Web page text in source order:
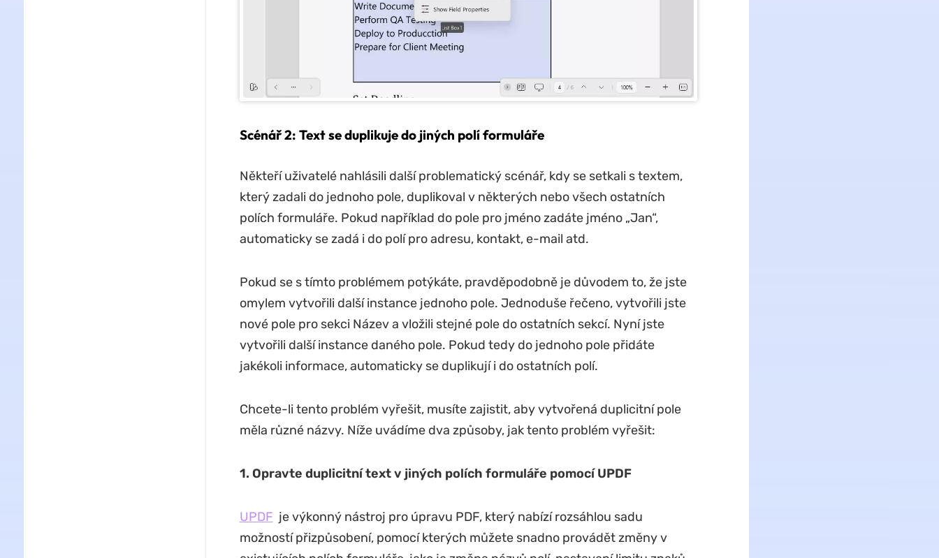
Scénář 2: Text se duplikuje do jiných polí formuláře
Někteří uživatelé nahlásili další problematický scénář, kdy se setkali s textem,
který zadali do jednoho pole, duplikoval v některých nebo všech ostatních
polích formuláře. Pokud například do pole pro jméno zadáte jméno „Jan“,
automaticky se zadá i do polí pro adresu, kontakt, e-mail atd.
Pokud se s tímto problémem potýkáte, pravděpodobně je důvodem to, že jste
omylem vytvořili další instance jednoho pole. Jednoduše řečeno, vytvořili jste
nové pole pro sekci Název a vložili stejné pole do ostatních sekcí. Nyní jste
vytvořili další instance daného pole. Pokud tedy do jednoho pole přidáte
jakékoli informace, automaticky se duplikují i do ostatních polí.
Chcete-li tento problém vyřešit, musíte zajistit, aby vytvořená duplicitní pole
měla různé názvy. Níže uvádíme dva způsoby, jak tento problém vyřešit:
1. Opravte duplicitní text v jiných polích formuláře pomocí UPDF
UPDF je výkonný nástroj pro úpravu PDF, který nabízí rozsáhlou sadu
možností přizpůsobení, pomocí kterých můžete snadno provádět změny v